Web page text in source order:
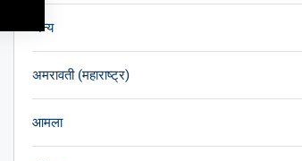
अन्य
अमरावती (महाराष्ट्र)
आमला